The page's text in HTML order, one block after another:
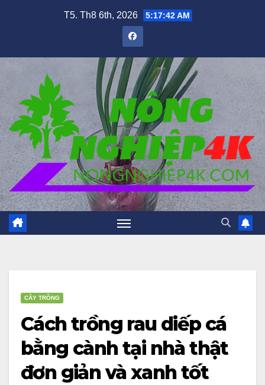
T5. Th8 6th, 2026 5:17:44 AM
CÂY TRỒNG
Cách trồng rau diếp cá
bằng cành tại nhà thật
đơn giản và xanh tốt